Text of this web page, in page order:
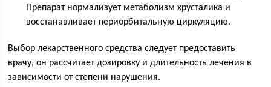
Препарат нормализует метаболизм хрусталика и
восстанавливает периорбитальную циркуляцию.
Выбор лекарственного средства следует предоставить
врачу, он рассчитает дозировку и длительность лечения в
зависимости от степени нарушения.